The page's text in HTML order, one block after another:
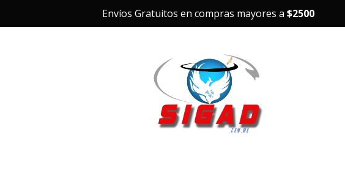
Envíos Gratuitos en compras mayores a $2500